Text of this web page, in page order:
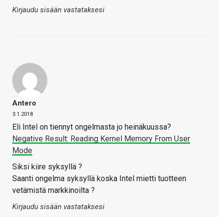
Kirjaudu sisään vastataksesi
Antero
3.1.2018
Eli Intel on tiennyt ongelmasta jo heinäkuussa?
Negative Result: Reading Kernel Memory From User
Mode
Siksi kiire syksyllä ?
Saanti ongelma syksyllä koska Intel mietti tuotteen
vetämistä markkinoilta ?
Kirjaudu sisään vastataksesi